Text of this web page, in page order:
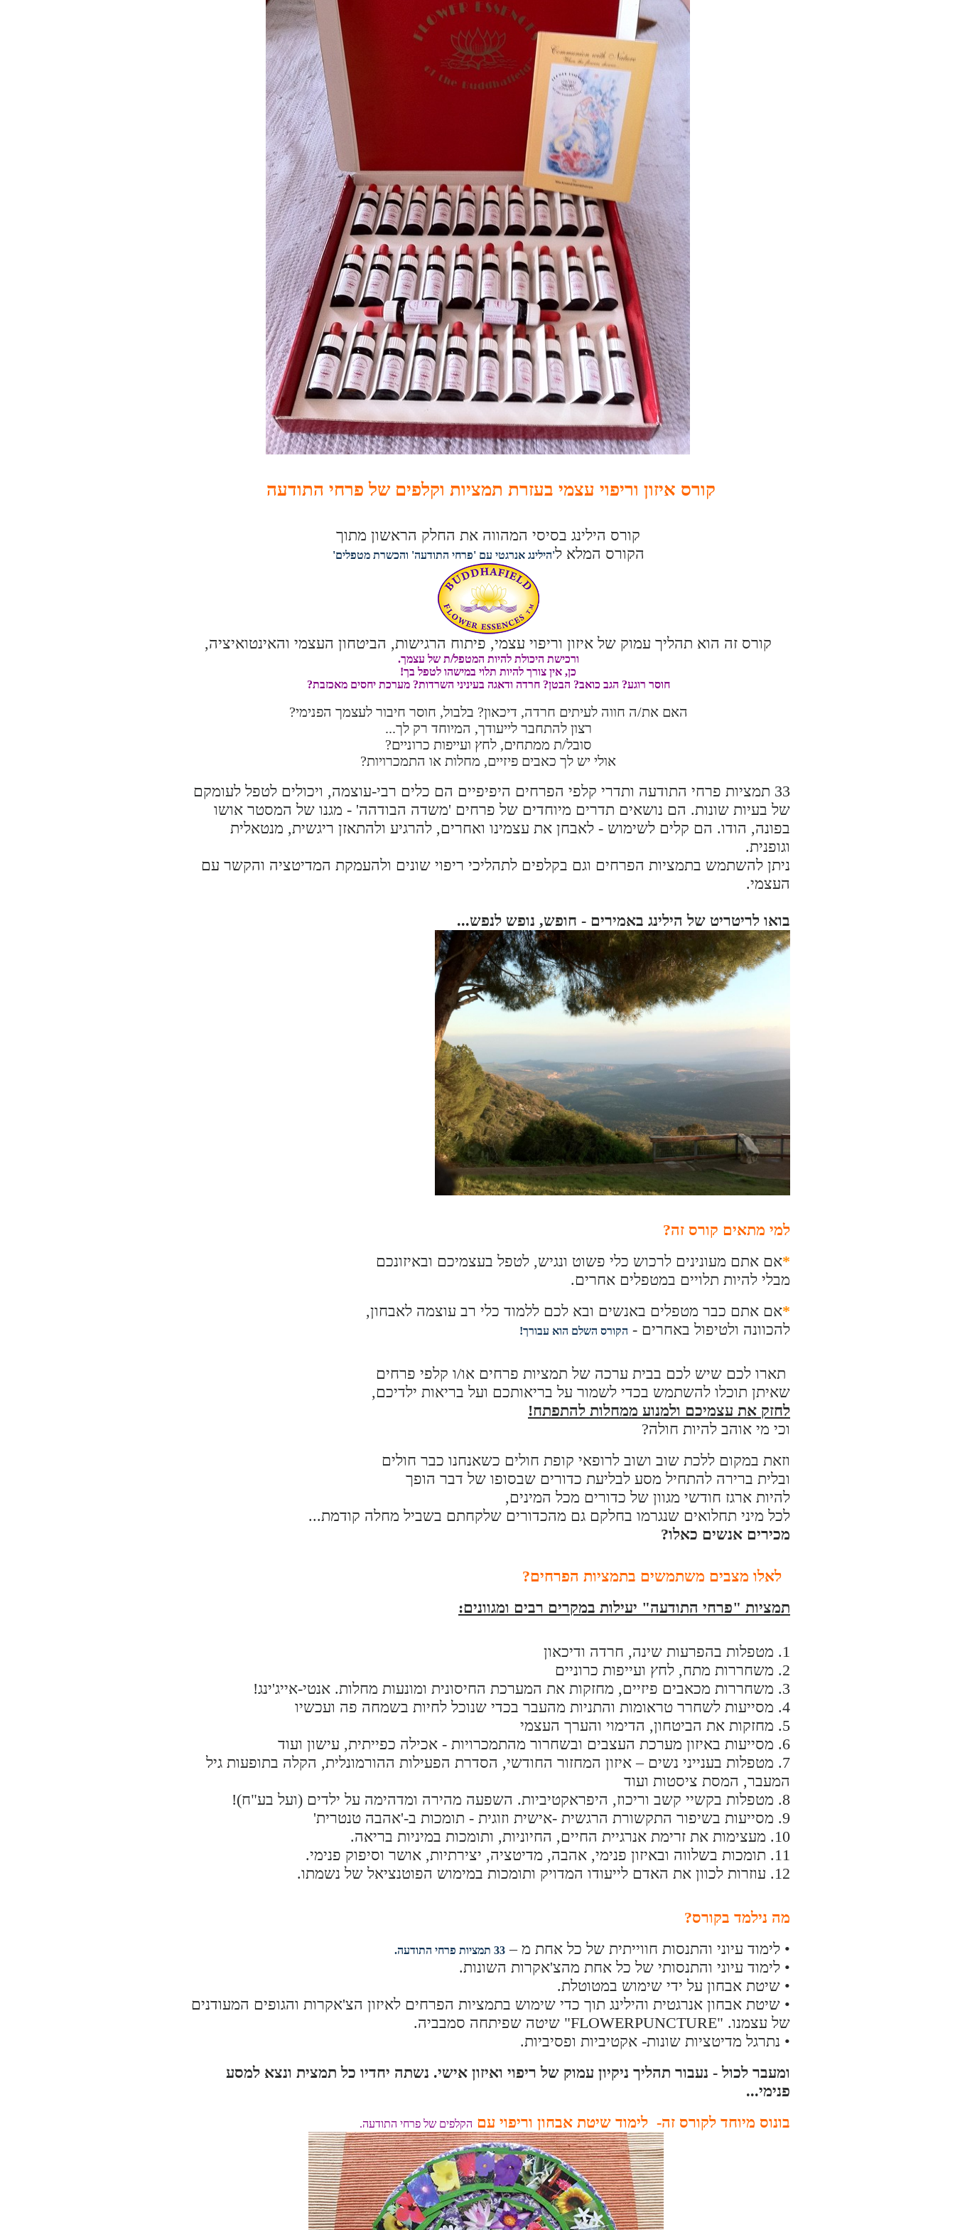
קורס איזון וריפוי עצמי בעזרת תמציות וקלפים של פרחי התודעה
קורס הילינג בסיסי המהווה את החלק הראשון מתוך
הקורס המלא ל'הילינג אנרגטי עם 'פרחי התודעה' והכשרת מטפלים'
קורס זה הוא תהליך עמוק של איזון וריפוי עצמי, פיתוח הרגישות, הביטחון העצמי והאינטואיציה,
ורכישת היכולת להיות המטפל/ת של עצמך.
כן, אין צורך להיות תלוי במישהו לטפל בך!
חוסר רוגע? הגב כואב? הבטן? חרדה ודאגה בעיניני השרדות? מערכת יחסים מאכזבת?
האם את/ה חווה לעיתים חרדה, דיכאון? בלבול, חוסר חיבור לעצמך הפנימי?
רצון להתחבר לייעודך, המיוחד רק לך...
סובל/ת ממתחים, לחץ ועייפות כרוניים?
אולי יש לך כאבים פיזיים, מחלות או התמכרויות?
33 תמציות פרחי התודעה ותדרי קלפי הפרחים היפיפיים הם כלים רבי-עוצמה, ויכולים לטפל לעומקם
של בעיות שונות. הם נושאים תדרים מיוחדים של פרחים 'משדה הבודהה' - מגנו של המסטר אושו
בפונה, הודו. הם קלים לשימוש - לאבחן את עצמינו ואחרים, להרגיע ולהתאזן ריגשית, מנטאלית
וגופנית.
ניתן להשתמש בתמציות הפרחים וגם בקלפים לתהליכי ריפוי שונים ולהעמקת המדיטציה והקשר עם
העצמי.
בואו לריטריט של הילינג באמירים - חופש, נופש לנפש...
למי מתאים קורס זה?
*אם אתם מעונינים לרכוש כלי פשוט ונגיש, לטפל בעצמיכם ובאיזונכם
מבלי להיות תלויים במטפלים אחרים.
*אם אתם כבר מטפלים באנשים ובא לכם ללמוד כלי רב עוצמה לאבחון,
להכוונה ולטיפול באחרים - הקורס השלם הוא עבורך!
תארו לכם שיש לכם בבית ערכה של תמציות פרחים או/ו קלפי פרחים
שאיתן תוכלו להשתמש בכדי לשמור על בריאותכם ועל בריאות ילדיכם,
לחזק את עצמיכם ולמנוע ממחלות להתפתח!
וכי מי אוהב להיות חולה?
וזאת במקום ללכת שוב ושוב לרופאי קופת חולים כשאנחנו כבר חולים
ובלית ברירה להתחיל מסע לבליעת כדורים שבסופו של דבר הופך
להיות ארגז חודשי מגוון של כדורים מכל המינים,
לכל מיני תחלואים שנגרמו בחלקם גם מהכדורים שלקחתם בשביל מחלה קודמת...
מכירים אנשים כאלו?
לאלו מצבים משתמשים בתמציות הפרחים?
תמציות "פרחי התודעה" יעילות במקרים רבים ומגוונים:
1. מטפלות בהפרעות שינה, חרדה ודיכאון
2. משחררות מתח, לחץ ועייפות כרוניים
3. משחררות מכאבים פיזיים, מחזקות את המערכת החיסונית ומונעות מחלות. אנטי-אייג'ינג!
4. מסייעות לשחרר טראומות והתניות מהעבר בכדי שנוכל לחיות בשמחה פה ועכשיו
5. מחזקות את הביטחון, הדימוי והערך העצמי
6. מסייעות באיזון מערכת העצבים ובשחרור מהתמכרויות - אכילה כפייתית, עישון ועוד
7. מטפלות בענייני נשים – איזון המחזור החודשי, הסדרת הפעילות ההורמונלית, הקלה בתופעות גיל
המעבר, המסת ציסטות ועוד
8. מטפלות בקשיי קשב וריכוז, היפראקטיביות. השפעה מהירה ומדהימה על ילדים (ועל בע"ח)!
9. מסייעות בשיפור התקשורת הרגשית -אישית וזוגית - תומכות ב-'אהבה טנטרית'
10. מעצימות את זרימת אנרגיית החיים, החיוניות, ותומכות במיניות בריאה.
11. תומכות בשלווה ובאיזון פנימי, אהבה, מדיטציה, יצירתיות, אושר וסיפוק פנימי.
12. עוזרות לכוון את האדם לייעודו המדויק ותומכות במימוש הפוטנציאל של נשמתו.
מה נילמד בקורס?
• לימוד עיוני והתנסות חווייתית של כל אחת מ – 33 תמציות פרחי התודעה.
• לימוד עיוני והתנסותי של כל אחת מהצ'אקרות השונות.
• שיטת אבחון על ידי שימוש במטוטלת.
• שיטת אבחון אנרגטית והילינג תוך כדי שימוש בתמציות הפרחים לאיזון הצ'אקרות והגופים המעודנים
של עצמנו. "FLOWERPUNCTURE" שיטה שפיתחה סמבביה.
• נתרגל מדיטציות שונות- אקטיביות ופסיביות.
ומעבר לכול - נעבור תהליך ניקיון עמוק של ריפוי ואיזון אישי. נשתה יחדיו כל תמצית ונצא למסע
פנימי...
בונוס מיוחד לקורס זה- לימוד שיטת אבחון וריפוי עם הקלפים של פרחי התודעה.